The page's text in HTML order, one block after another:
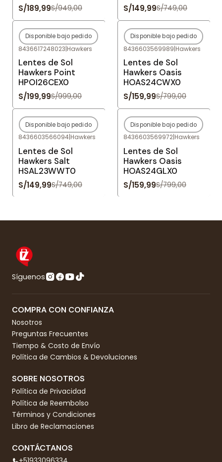
S/189,99S/949,00 S/149,99S/749,00
-80%OFF
Agotado
Disponible bajo pedido
8436617248023|Hawkers
Lentes de Sol
Hawkers Point
HPOI26CEX0
S/199,99S/999,00
-80%OFF
Agotado
Disponible bajo pedido
8436603569989|Hawkers
Lentes de Sol
Hawkers Oasis
HOAS24CWX0
S/159,99S/799,00
-80%OFF
Agotado
Disponible bajo pedido
8436603566094|Hawkers
Lentes de Sol
Hawkers Salt
HSAL23WWT0
S/149,99S/749,00
-80%OFF
Agotado
Disponible bajo pedido
8436603569972|Hawkers
Lentes de Sol
Hawkers Oasis
HOAS24GLX0
S/159,99S/799,00
Síguenos
COMPRA CON CONFIANZA
Nosotros
Preguntas Frecuentes
Tiempo & Costo de Envío
Política de Cambios & Devoluciones
SOBRE NOSOTROS
Política de Privacidad
Política de Reembolso
Términos y Condiciones
Libro de Reclamaciones
CONTÁCTANOS